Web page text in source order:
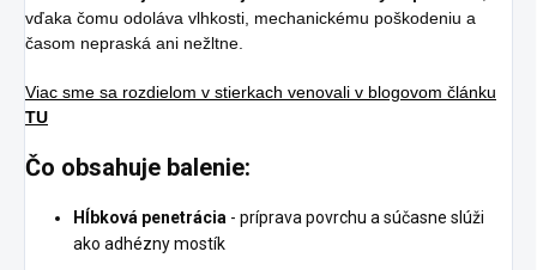
vďaka čomu odoláva vlhkosti, mechanickému poškodeniu a
časom nepraská ani nežltne.
Viac sme sa rozdielom v stierkach venovali v blogovom článku
TU
Čo obsahuje balenie:
Hĺbková penetrácia - príprava povrchu a súčasne slúži
ako adhézny mostík